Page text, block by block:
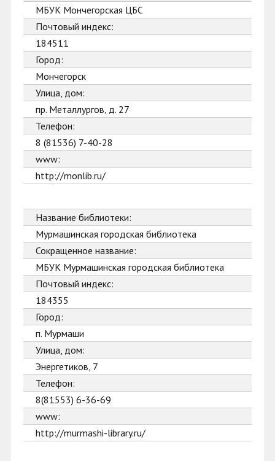
МБУК Мончегорская ЦБС
Почтовый индекс:
184511
Город:
Мончегорск
Улица, дом:
пр. Металлургов, д. 27
Телефон:
8 (81536) 7-40-28
www:
http://monlib.ru/
Название библиотеки:
Мурмашинская городская библиотека
Сокращенное название:
МБУК Мурмашинская городская библиотека
Почтовый индекс:
184355
Город:
п. Мурмаши
Улица, дом:
Энергетиков, 7
Телефон:
8(81553) 6-36-69
www:
http://murmashi-library.ru/